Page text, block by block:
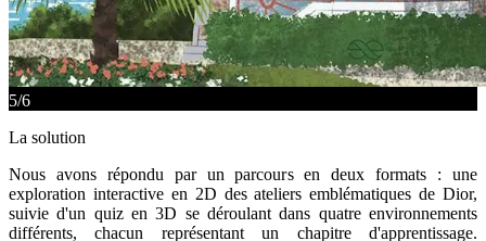
5/6
La solution
Nous avons répondu par un parcours en deux formats : une
exploration interactive en 2D des ateliers emblématiques de Dior,
suivie d'un quiz en 3D se déroulant dans quatre environnements
différents, chacun représentant un chapitre d'apprentissage.